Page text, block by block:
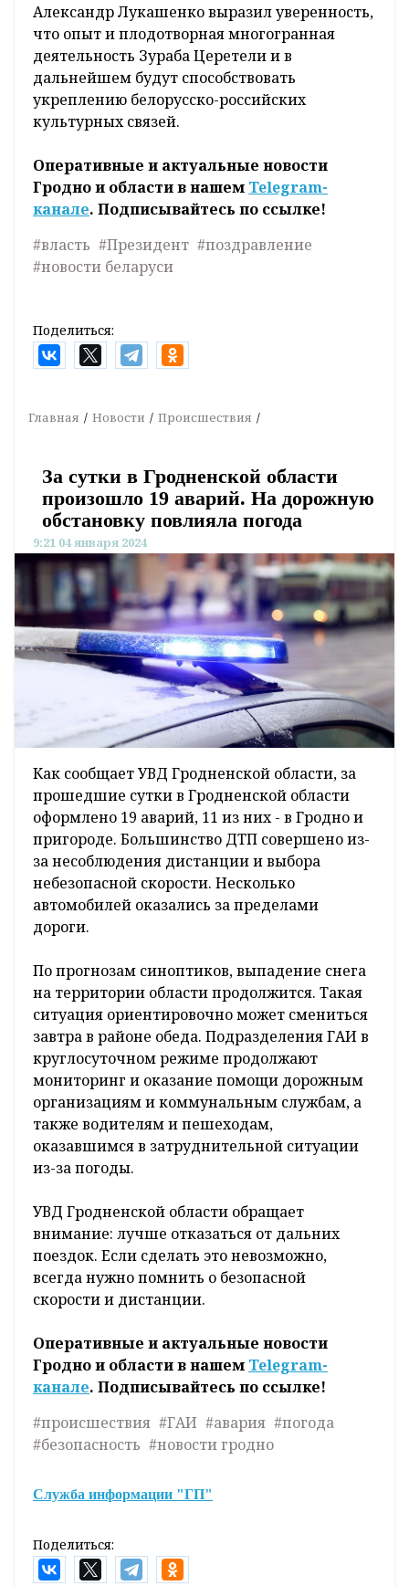
Александр Лукашенко выразил уверенность,
что опыт и плодотворная многогранная
деятельность Зураба Церетели и в
дальнейшем будут способствовать
укреплению белорусско-российских
культурных связей.
Оперативные и актуальные новости
Гродно и области в нашем Telegram-
канале. Подписывайтесь по ссылке!
#власть #Президент #поздравление
#новости беларуси
Поделиться:
Главная Новости Происшествия
За сутки в Гродненской области
произошло 19 аварий. На дорожную
обстановку повлияла погода
9:21 04 января 2024
Как сообщает УВД Гродненской области, за
прошедшие сутки в Гродненской области
оформлено 19 аварий, 11 из них - в Гродно и
пригороде. Большинство ДТП совершено из-
за несоблюдения дистанции и выбора
небезопасной скорости. Несколько
автомобилей оказались за пределами
дороги.
По прогнозам синоптиков, выпадение снега
на территории области продолжится. Такая
ситуация ориентировочно может смениться
завтра в районе обеда. Подразделения ГАИ в
круглосуточном режиме продолжают
мониторинг и оказание помощи дорожным
организациям и коммунальным службам, а
также водителям и пешеходам,
оказавшимся в затруднительной ситуации
из-за погоды.
УВД Гродненской области обращает
внимание: лучше отказаться от дальних
поездок. Если сделать это невозможно,
всегда нужно помнить о безопасной
скорости и дистанции.
Оперативные и актуальные новости
Гродно и области в нашем Telegram-
канале. Подписывайтесь по ссылке!
#происшествия #ГАИ #авария #погода
#безопасность #новости гродно
Служба информации "ГП"
Поделиться: